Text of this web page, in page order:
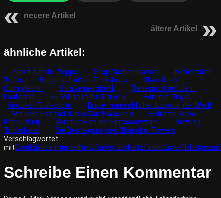
neuere Artikel
ältere Artikel
ähnliche Artikel:
Sport auf der Wippe Stop Motion Karate
Motorroller
Tricks
Bogenschießen Trickshots
Slam Dunk
Compilation
Straßenakrobatik
Tanzsport auf dem
Laufband
65 Millionen für Parkour
Herr der Ringe
Snooker Trickshots
Erster menschlicher Looping der Welt!
Mit dem Fahrrad durch San Francisco
Extreme Snow
Kitesurfing
Akrobatik an der Sprossenwand
Bowling
Trickshots
Die Besteigung des Shanghai Towers
Verschlagwortet
mitBreakdance InternetNetzfundstückNetzfundstückeSkillstanzen
Schreibe Einen Kommentar